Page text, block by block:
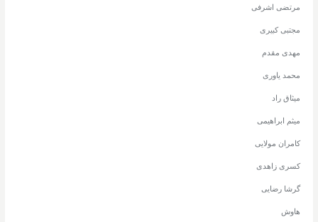
مرتضی اشرفی
مجتبی کبیری
مهدی مقدم
محمد یاوری
میثاق راد
میثم ابراهیمی
کامران مولایی
کسری زاهدی
گرشا رضایی
هاوش